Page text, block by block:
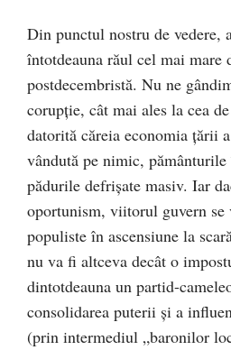
Din punctul nostru de vedere,
întotdeauna răul cel mai mare
postdecembristă. Nu ne
corupţie, cât mai ales la cea
datorită căreia economia ţării
vândută pe nimic,
pădurile defrişate masiv. Iar
oportunism, viitorul guvern
populiste în ascensiune la
nu va fi altceva decât o
dintotdeauna un partid-
consolidarea puterii şi a
(prin intermediul „baronilor